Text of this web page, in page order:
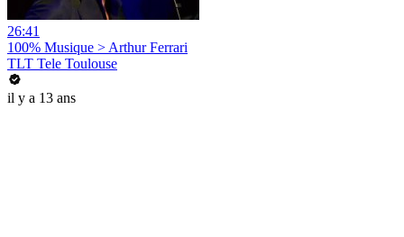
26:41
100% Musique > Arthur Ferrari
TLT Tele Toulouse
il y a 13 ans